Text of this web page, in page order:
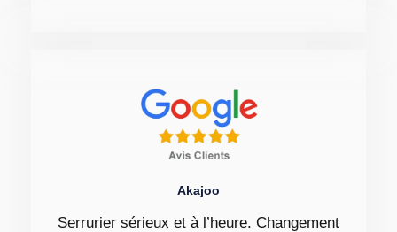
Akajoo
Serrurier sérieux et à l’heure. Changement